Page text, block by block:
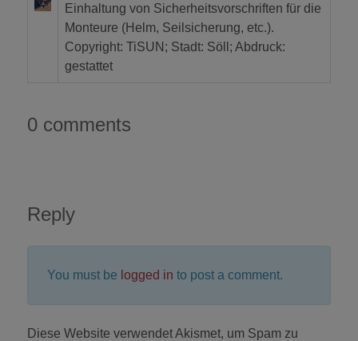
Einhaltung von Sicherheitsvorschriften für die
Monteure (Helm, Seilsicherung, etc.).
Copyright: TiSUN; Stadt: Söll; Abdruck:
gestattet
0 comments
Reply
You must be logged in to post a comment.
Diese Website verwendet Akismet, um Spam zu